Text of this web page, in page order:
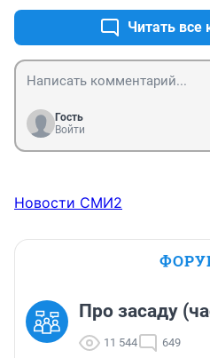
Читать все
Гость
Войти
Новости СМИ2
Про засаду
11 544 649